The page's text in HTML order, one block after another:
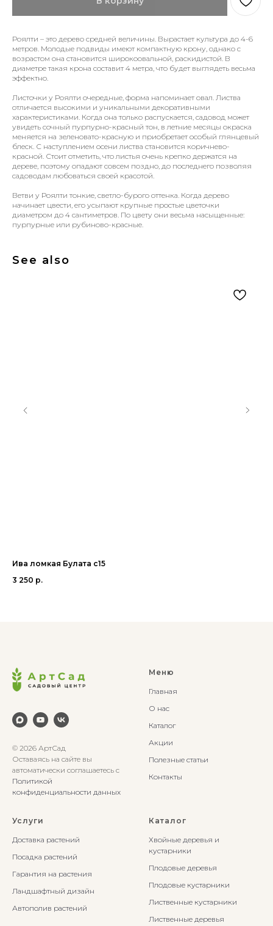
Роялти – это дерево средней величины. Вырастает культура до 4-6
метров. Молодые подвиды имеют компактную крону, однако с
возрастом она становится широкоовальной, раскидистой. В
диаметре такая крона составит 4 метра, что будет выглядеть весьма
эффектно.
Листочки у Роялти очередные, форма напоминает овал. Листва
отличается высокими и уникальными декоративными
характеристиками. Когда она только распускается, садовод может
увидеть сочный пурпурно-красный тон, в летние месяцы окраска
меняется на зеленовато-красную и приобретает особый глянцевый
блеск. С наступлением осени листва становится коричнево-
красной. Стоит отметить, что листья очень крепко держатся на
дереве, поэтому опадают совсем поздно, до последнего позволяя
садоводам любоваться своей красотой.
Ветви у Роялти тонкие, светло-бурого оттенка. Когда дерево
начинает цвести, его усыпают крупные простые цветочки
диаметром до 4 сантиметров. По цвету они весьма насыщенные:
пурпурные или рубиново-красные.
See also
Ива ломкая Булата с15
3 250 р.
© 2026 АртСад
Оставаясь на сайте вы
автоматически соглашаетесь с
Политикой
конфиденциальности данных
Меню
Главная
О нас
Каталог
Акции
Полезные статьи
Контакты
Услуги
Доставка растений
Посадка растений
Гарантия на растения
Ландшафтный дизайн
Автополив растений
Каталог
Хвойные деревья и
кустарники
Плодовые деревья
Плодовые кустарники
Лиственные кустарники
Лиственные деревья